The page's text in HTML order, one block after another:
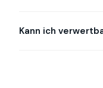
Kann ich